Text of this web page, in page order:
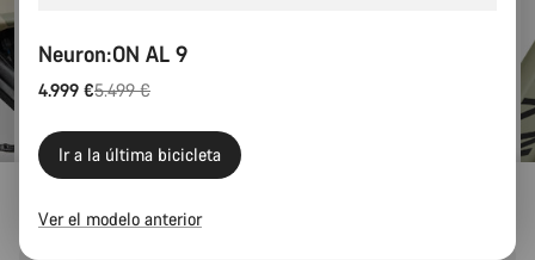
Neuron:ON CF 9
Neuron:ON AL 9
4.999 €
Precio
5.499 €
Ir a la última bicicleta
Ver el modelo anterior